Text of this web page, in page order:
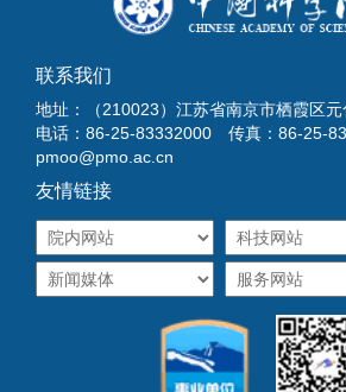
联系我们
地址：（210023）江苏省南京市栖霞区
电话：86-25-83332000 传真：86-25-
pmoo@pmo.ac.cn
友情链接